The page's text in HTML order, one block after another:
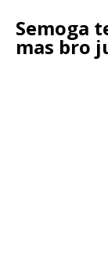
Semoga
mas bro